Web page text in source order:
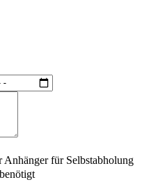
Anhänger für Selbstabholung